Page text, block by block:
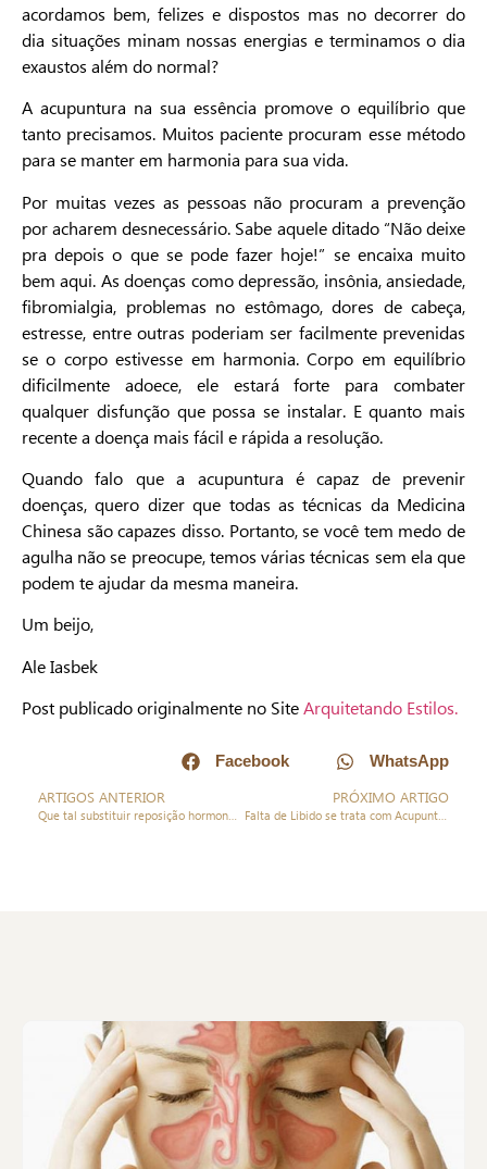
acordamos bem, felizes e dispostos mas no decorrer do
dia situações minam nossas energias e terminamos o dia
exaustos além do normal?
A acupuntura na sua essência promove o equilíbrio que
tanto precisamos. Muitos paciente procuram esse método
para se manter em harmonia para sua vida.
Por muitas vezes as pessoas não procuram a prevenção
por acharem desnecessário. Sabe aquele ditado “Não deixe
pra depois o que se pode fazer hoje!” se encaixa muito
bem aqui. As doenças como depressão, insônia, ansiedade,
fibromialgia, problemas no estômago, dores de cabeça,
estresse, entre outras poderiam ser facilmente prevenidas
se o corpo estivesse em harmonia. Corpo em equilíbrio
dificilmente adoece, ele estará forte para combater
qualquer disfunção que possa se instalar. E quanto mais
recente a doença mais fácil e rápida a resolução.
Quando falo que a acupuntura é capaz de prevenir
doenças, quero dizer que todas as técnicas da Medicina
Chinesa são capazes disso. Portanto, se você tem medo de
agulha não se preocupe, temos várias técnicas sem ela que
podem te ajudar da mesma maneira.
Um beijo,
Ale Iasbek
Post publicado originalmente no SiteArquitetando Estilos.
Facebook
WhatsApp
ARTIGOS ANTERIOR
PRÓXIMO ARTIGO
Falta de Libido se trata com Acupuntura